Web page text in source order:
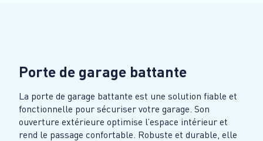
Porte de garage battante
La porte de garage battante est une solution fiable et
fonctionnelle pour sécuriser votre garage. Son
ouverture extérieure optimise l’espace intérieur et
rend le passage confortable. Robuste et durable, elle